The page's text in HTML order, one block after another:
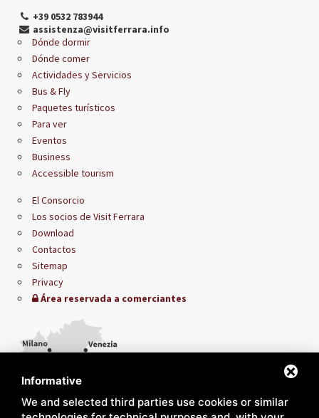
+39 0532 783944
assistenza@visitferrara.info
Dónde dormir
Dónde comer
Actividades y Servicios
Bus & Fly
Paquetes turísticos
Para ver
Eventos
Business
Accessible tourism
El Consorcio
Los socios de Visit Ferrara
Download
Contactos
Sitemap
Privacy
Área reservada a comerciantes
Informative
We and selected third parties use cookies or similar